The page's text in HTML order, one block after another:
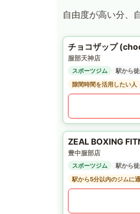
自由度が高い分、
チョコザップ
服部天神店
スポーツジム
駅から
隙間時間を活用したい人
ZEAL BOXING
豊中服部店
スポーツジム
駅から
駅から5分以内のジムに